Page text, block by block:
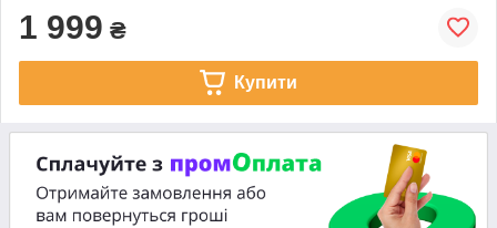
1 999 ₴
Купити